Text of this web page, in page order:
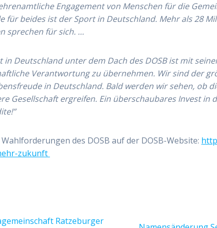
Engagement von Menschen für die
für beides ist der Sport in Deutschland. Mehr als 28
sprechen für sich. …
Deutschland unter dem Dach des DOSB ist mit
Verantwortung zu übernehmen. Wir sind der
in Deutschland. Bald werden wir sehen, ob
Gesellschaft ergreifen. Ein überschaubares Invest in
des DOSB auf der DOSB-Website:
zukunft
Ratzeburger